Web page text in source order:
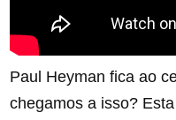
Paul Heyman fica ao
chegamos a isso?